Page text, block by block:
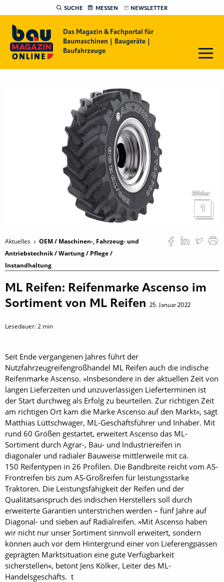
SUCHE MESSEN NEWSLETTER
Das Magazin & Fachportal für
Baumaschinen | Baugeräte |
Baufahrzeuge
Bilder
1
Aktuelles
OEM / Maschinen-, Fahrzeug- und
Antriebstechnik / Wartung / Pflege /
Instandhaltung
ML Reifen: Reifenmarke Ascenso im
Sortiment von ML Reifen
25. Januar 2022
Lesedauer:2 min
Seit Ende vergangenen Jahres führt der
Nutzfahrzeugreifengroßhandel ML Reifen auch die indische
Reifenmarke Ascenso. »Insbesondere in der aktuellen Zeit von
langen Lieferzeiten und unzuverlässigen Lieferterminen ist
der Start durch­weg als Erfolg zu beurteilen. Zur richtigen Zeit
am richtigen Ort kam die Marke Ascenso auf den Markt«, sagt
Matthias Lüttschwager, ML-Geschäftsführer und Inhaber. Mit
rund 60 Größen gestartet, erweitert Ascenso das ML-
Sortiment durch Agrar-, Bau- und Industriereifen in
diagonaler und radialer Bauweise mittlerweile mit ca.
150 Reifentypen in 26 Profilen. Die Bandbreite reicht vom AS-
Frontreifen bis zum AS-Großreifen für leistungsstarke
Traktoren. Die Leistungsfähigkeit der Reifen und der
Qualitätsanspruch des indischen Herstellers soll durch
erweiterte Garantien unterstrichen werden – fünf Jahre auf
Diagonal- und sieben auf Radialreifen. »Mit Ascenso haben
wir nicht nur unser Sortiment sinnvoll erweitert, sondern
können auch vor dem Hintergrund einer von Lieferengpässen
geprägten Marktsituation eine gute Verfügbarkeit
sicherstellen«, betont Jens Kölker, Leiter des ML-
Handelsgeschäfts. t